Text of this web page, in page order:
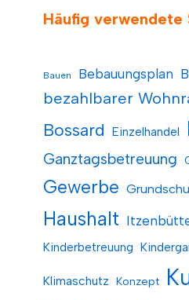
Häufig verwendete
Bauen Bebauungsplan
bezahlbarer
Bossard Einzelhandel
Ganztagsbetreuung
Gewerbe
Haushalt
Kinderbetreuung
Klimaschutz Konzept